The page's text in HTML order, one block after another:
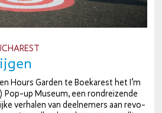
Hours Garden te Boekarest het I’m
Pop-up Museum, een rond­rei­zen­de
verhalen van deel­ne­mers aan re­vo­